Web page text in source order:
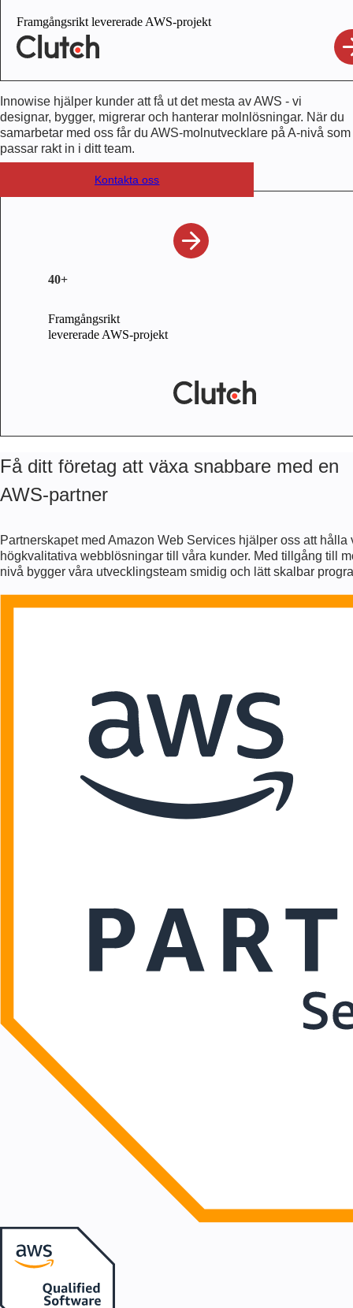
Framgångsrikt levererade AWS-projekt
Innowise hjälper kunder att få ut det mesta av AWS - vi
designar, bygger, migrerar och hanterar molnlösningar. När du
samarbetar med oss får du AWS-molnutvecklare på A-nivå som
passar rakt in i ditt team.
Kontakta oss
40+
Framgångsrikt
levererade AWS-projekt
Få ditt företag att växa snabbare med en
AWS-partner
Partnerskapet med Amazon Web Services hjälper oss att hålla
högkvalitativa webblösningar till våra kunder. Med tillgång till
nivå bygger våra utvecklingsteam smidig och lätt skalbar